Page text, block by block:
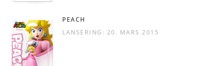
PEACH
LANSERING: 20. MARS 2015